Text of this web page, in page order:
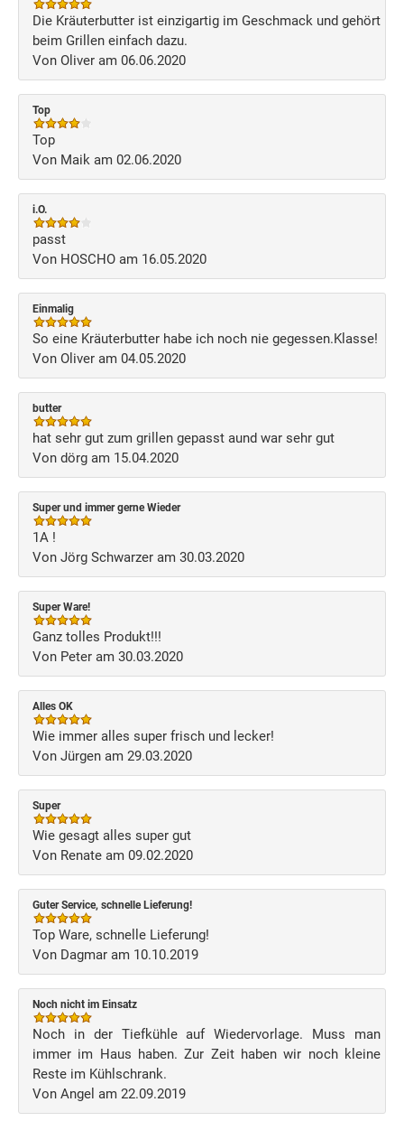
Die Kräuterbutter ist einzigartig im Geschmack und gehört
beim Grillen einfach dazu.
Von Oliver am 06.06.2020
Top
Top
Von Maik am 02.06.2020
i.O.
passt
Von HOSCHO am 16.05.2020
Einmalig
So eine Kräuterbutter habe ich noch nie gegessen.Klasse!
Von Oliver am 04.05.2020
butter
hat sehr gut zum grillen gepasst aund war sehr gut
Von dörg am 15.04.2020
Super und immer gerne Wieder
1A !
Von Jörg Schwarzer am 30.03.2020
Super Ware!
Ganz tolles Produkt!!!
Von Peter am 30.03.2020
Alles OK
Wie immer alles super frisch und lecker!
Von Jürgen am 29.03.2020
Super
Wie gesagt alles super gut
Von Renate am 09.02.2020
Guter Service, schnelle Lieferung!
Top Ware, schnelle Lieferung!
Von Dagmar am 10.10.2019
Noch nicht im Einsatz
Noch in der Tiefkühle auf Wiedervorlage. Muss man
immer im Haus haben. Zur Zeit haben wir noch kleine
Reste im Kühlschrank.
Von Angel am 22.09.2019